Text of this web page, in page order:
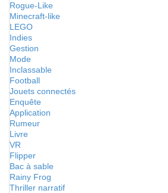
Rogue-Like
Minecraft-like
LEGO
Indies
Gestion
Mode
Inclassable
Football
Jouets connectés
Enquête
Application
Rumeur
Livre
VR
Flipper
Bac à sable
Rainy Frog
Thriller narratif